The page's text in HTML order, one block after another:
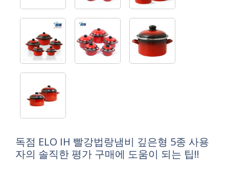
독점 ELO IH 빨강법랑냄비 깊은형 5종 사용
자의 솔직한 평가 구매에 도움이 되는 팁!!